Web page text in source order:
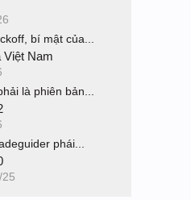
bí mật của...
Việt Nam
là phiên bản...
phái...